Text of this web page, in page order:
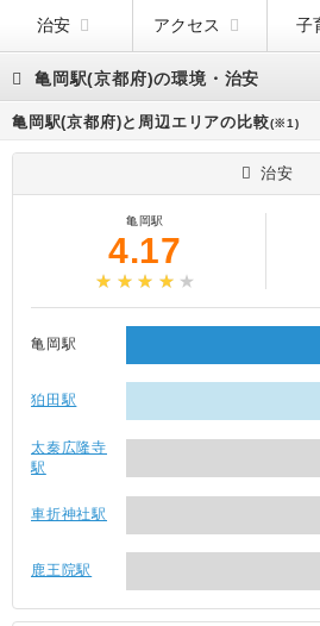
治安 アクセス 子
亀岡駅(京都府)の環境・治安
亀岡駅(京都府)と周辺エリアの比較(※1)
治安
亀岡駅
4.17
亀岡駅
狛田駅
太秦広隆寺
駅
車折神社駅
鹿王院駅